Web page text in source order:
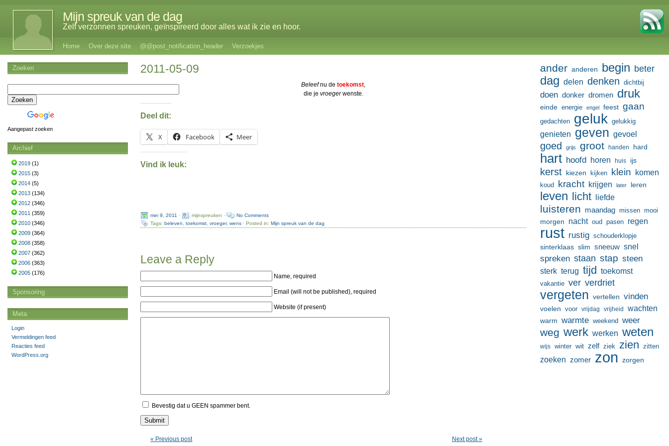
Mijn spreuk van de dag
Zelf verzonnen spreuken, geïnspireerd door alles wat ik zie en hoor.
Home Over deze site @@post_notification_header Verzoekjes
2011-05-09
Beleefnu detoekomst,
die je vroegerwenste.
Deel dit:
X Facebook Meer
Vind ik leuk:
mei 9, 2011 · mijnspreuken ·
No Comments
Tags:beleven ,toekomst ,vroeger,wens · Posted in:Mijn spreuk van de dag
Leave a Reply
Name, required
Email (will not be published), required
Website (if present)
Bevestig dat u GEEN spammer bent.
« Previous post Next post »
ander anderen begin beter
dag delen denken dichtbij
doen donker dromen druk
einde energie engel feest gaan
gedachten geluk gelukkig
genieten geven gevoel
goed grijs groot handen hard
hart hoofd horen huis ijs
kerst kiezen kijken klein komen
koud kracht krijgen later leren
leven licht liefde
luisteren maandag missen mooi
morgen nacht oud pasen regen
rust rustig schouderklopje
sinterklaas slim sneeuw snel
spreken staan stap steen
sterk terug tijd toekomst
vakantie ver verdriet
vergeten vertellen vinden
voelen voor vrijdag vrijheid wachten
warm warmte weekend weer
weg werk werken weten
wijs winter wit zelf ziek zien zitten
zoeken zomer zon zorgen
Zoeken
Aangepast zoeken
Archief
2019 (1)
2015 (3)
2014 (5)
2013 (134)
2012 (346)
2011 (359)
2010 (346)
2009 (364)
2008 (358)
2007 (362)
2006 (363)
2005 (176)
Sponsoring
Meta
Login
Vermeldingen feed
Reacties feed
WordPress.org